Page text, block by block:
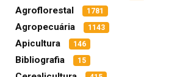
Agroflorestal 1781
Agropecuária 1143
Apicultura 146
Bibliografia 15